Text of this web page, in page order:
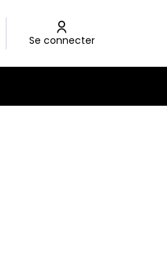
Se connecter